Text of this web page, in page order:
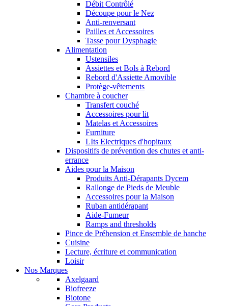
Débit Contrôlé
Découpe pour le Nez
Anti-renversant
Pailles et Accessoires
Tasse pour Dysphagie
Alimentation
Ustensiles
Assiettes et Bols à Rebord
Rebord d'Assiette Amovible
Protège-vêtements
Chambre à coucher
Transfert couché
Accessoires pour lit
Matelas et Accessoires
Furniture
LIts Electriques d'hopitaux
Dispositifs de prévention des chutes et anti-
errance
Aides pour la Maison
Produits Anti-Dérapants Dycem
Rallonge de Pieds de Meuble
Accessoires pour la Maison
Ruban antidérapant
Aide-Fumeur
Ramps and thresholds
Pince de Préhension et Ensemble de hanche
Cuisine
Lecture, écriture et communication
Loisir
Nos Marques
Axelgaard
Biofreeze
Biotone